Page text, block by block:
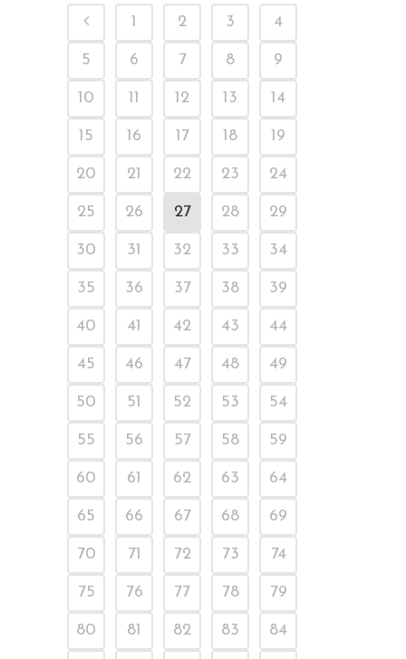
1 2 3 4
5 6 7 8 9
10 11 12 13 14
15 16 17 18 19
20 21 22 23 24
25 26 27 28 29
30 31 32 33 34
35 36 37 38 39
40 41 42 43 44
45 46 47 48 49
50 51 52 53 54
55 56 57 58 59
60 61 62 63 64
65 66 67 68 69
70 71 72 73 74
75 76 77 78 79
80 81 82 83 84